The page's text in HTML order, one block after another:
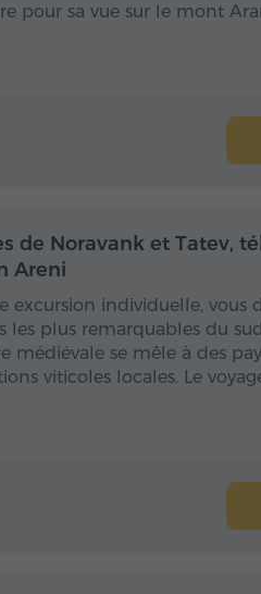
pour sa vue sur le mont
Toute la journée
de Noravank et Tatev,
Areni
excursion individuelle, vous
les plus remarquables du
médiévale se mêle à des
viticoles locales. Le